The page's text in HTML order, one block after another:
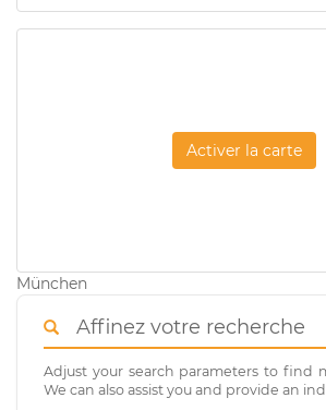
Activer la carte
München
Affinez votre recherche
Adjust your search parameters to find
We can also assist you and provide an